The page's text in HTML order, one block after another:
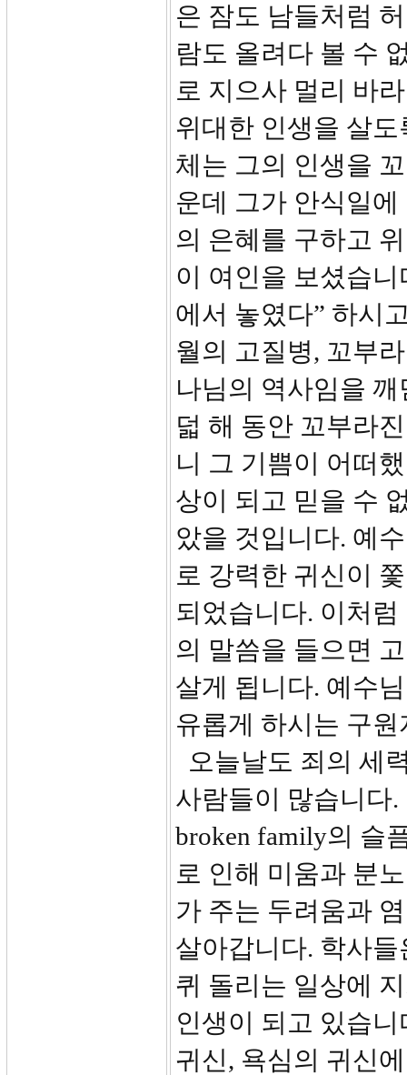
은 잠도 남들처럼
람도 올려다 볼 수
로 지으사 멀리 바
위대한 인생을 살
체는 그의 인생을
운데 그가 안식일
의 은혜를 구하고
이 여인을 보셨습
에서 놓였다” 하시
월의 고질병, 꼬부
나님의 역사임을
덟 해 동안 꼬부라
니 그 기쁨이 어떠
상이 되고 믿을 수
았을 것입니다. 예
로 강력한 귀신이
되었습니다. 이처
의 말씀을 들으면
살게 됩니다. 예수
유롭게 하시는 구
오늘날도 죄의 세
사람들이 많습니다
broken family의 슬
로 인해 미움과 분
가 주는 두려움과
살아갑니다. 학사
퀴 돌리는 일상에
인생이 되고 있습
귀신, 욕심의 귀신